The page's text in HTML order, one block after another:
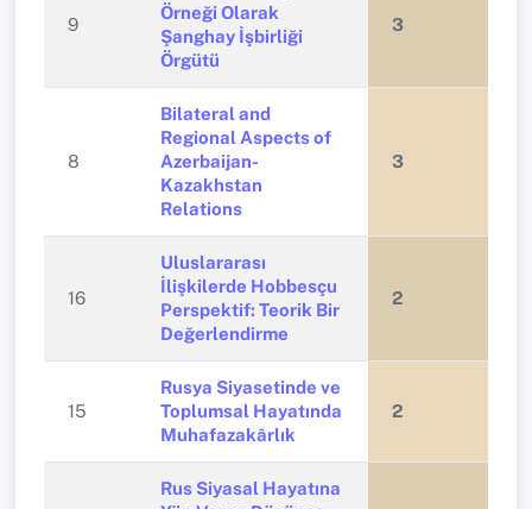
9
Örneği Olarak
Şanghay İşbirliği
Örgütü
3
8
Bilateral and
Regional Aspects of
Azerbaijan-
Kazakhstan
Relations
3
16
Uluslararası
İlişkilerde Hobbesçu
Perspektif: Teorik Bir
Değerlendirme
2
15
Rusya Siyasetinde ve
Toplumsal Hayatında
Muhafazakârlık
2
Rus Siyasal Hayatına